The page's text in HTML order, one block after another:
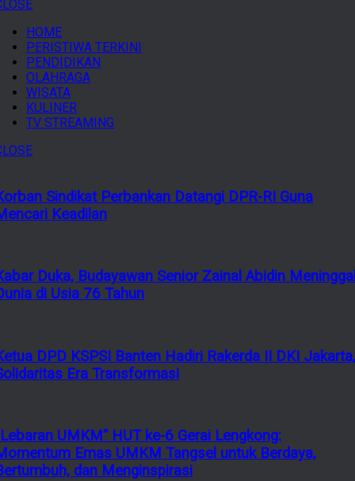
HOME
PERISTIWA TERKINI
PENDIDIKAN
OLAHRAGA
WISATA
KULINER
TV STREAMING
Sindikat Perbankan Datangi DPR-RI Guna
Keadilan
Duka, Budayawan Senior Zainal Abidin
di Usia 76 Tahun
DPD KSPSI Banten Hadiri Rakerda II DKI Jakarta,
Era Transformasi
UMKM” HUT ke-6 Gerai Lengkong:
Emas UMKM Tangsel untuk Berdaya,
dan Menginspirasi